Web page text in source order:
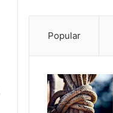
Popular